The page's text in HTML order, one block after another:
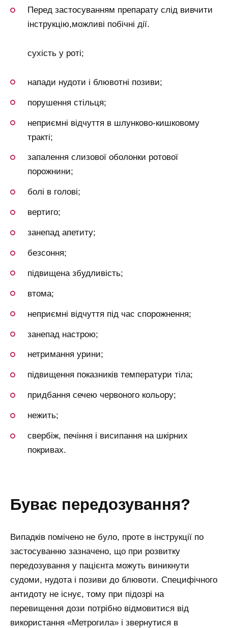
Перед застосуванням препарату слід вивчити
інструкцію,можливі побічні дії.
сухість у роті;
напади нудоти і блювотні позиви;
порушення стільця;
неприємні відчуття в шлунково-кишковому
тракті;
запалення слизової оболонки ротової
порожнини;
болі в голові;
вертиго;
занепад апетиту;
безсоння;
підвищена збудливість;
втома;
неприємні відчуття під час спорожнення;
занепад настрою;
нетримання урини;
підвищення показників температури тіла;
придбання сечею червоного кольору;
нежить;
свербіж, печіння і висипання на шкірних
покривах.
буває передозування?
Випадків помічено не було, проте в інструкції по
застосуванню зазначено, що при розвитку
передозування у пацієнта можуть виникнути
судоми, нудота і позиви до блювоти. Специфічного
антидоту не існує, тому при підозрі на
перевищення дози потрібно відмовитися від
використання «Метрогила» і звернутися в